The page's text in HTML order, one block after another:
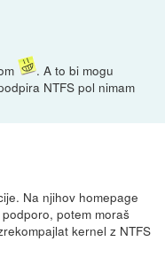
. A to bi mogu
NTFS pol nimam
Na njihov homepage
potem moraš
kernel z NTFS